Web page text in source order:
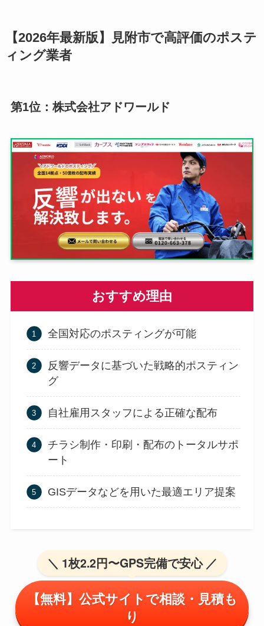
【2026年最新版】見附市で高評価のポステ
ィング業者
第1位：株式会社アドワールド
おすすめ理由
全国対応のポスティングが可能
反響データに基づいた戦略的ポスティン
グ
自社雇用スタッフによる正確な配布
チラシ制作・印刷・配布のトータルサポ
ート
GISデータなどを用いた最適エリア提案
＼ 1枚2.2円〜GPS完備で安心 ／
【無料】公式サイトで相談・見積も
り